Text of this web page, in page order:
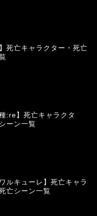
】死亡キャラクター・死亡
:re】死亡キャラクタ
ーン一覧
ルキューレ】死亡キャラ
亡シーン一覧